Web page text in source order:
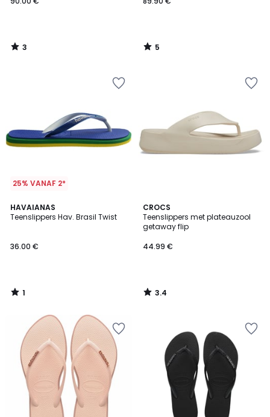
3
/
5
/
25% VANAF 2*
HAVAIANAS
Teenslippers Hav. Brasil Twist
36.00 €
1
/
1
/
CROCS
Teenslippers met plateauzool
getaway flip
44.99 €
3.4
/ 5
3.4
/